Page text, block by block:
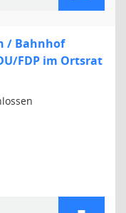
/ Bahnhof
FDP im Ortsrat